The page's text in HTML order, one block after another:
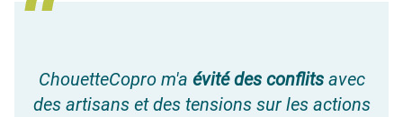
ChouetteCopro m'a évité des conflitsavec
des artisans et des tensions sur les actions